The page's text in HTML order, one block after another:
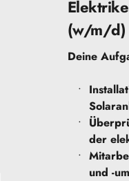
(w/m/d)
Deine
der
und -